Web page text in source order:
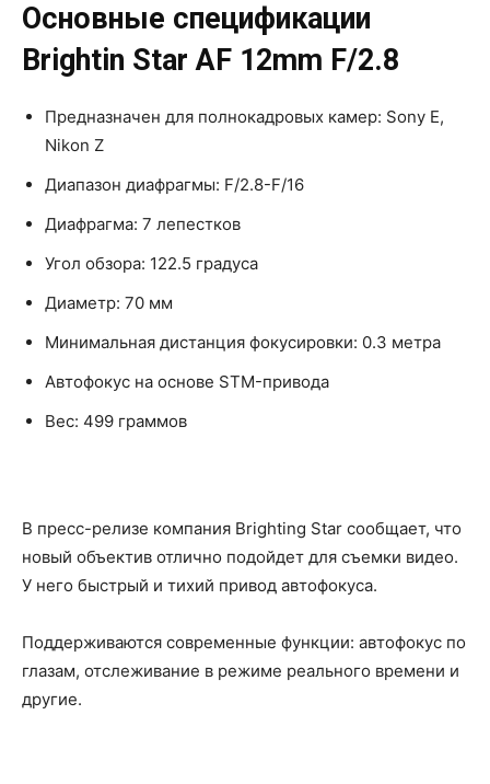
Основные спецификации
Brightin Star AF 12mm F/2.8
Предназначен для полнокадровых камер: Sony E,
Nikon Z
Диапазон диафрагмы: F/2.8-F/16
Диафрагма: 7 лепестков
Угол обзора: 122.5 градуса
Диаметр: 70 мм
Минимальная дистанция фокусировки: 0.3 метра
Автофокус на основе STM-привода
Вес: 499 граммов
В пресс-релизе компания Brighting Star сообщает, что
новый объектив отлично подойдет для съемки видео.
У него быстрый и тихий привод автофокуса.
Поддерживаются современные функции: автофокус по
глазам, отслеживание в режиме реального времени и
другие.